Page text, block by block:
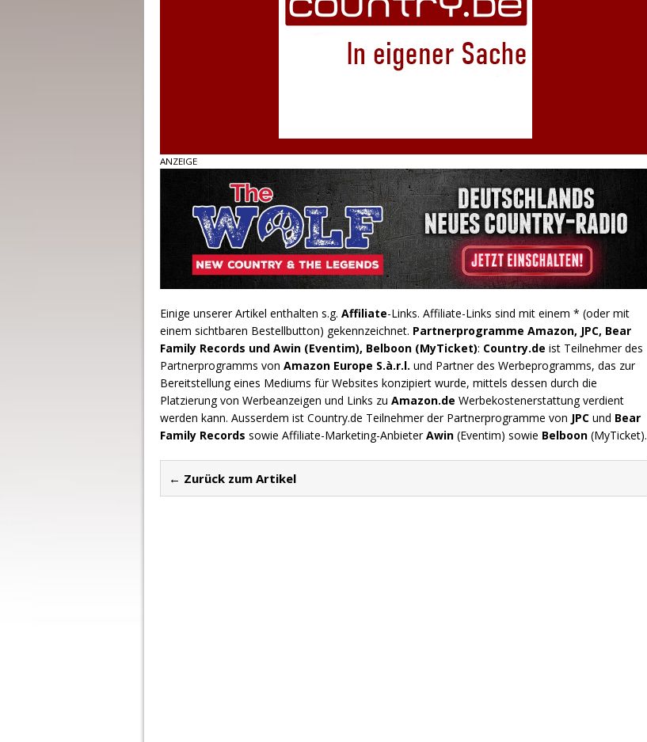
ANZEIGE
Einige unserer Artikel enthalten s.g. Affiliate-Links. Affiliate-Links sind mit einem * (oder mit
einem sichtbaren Bestellbutton) gekennzeichnet. Partnerprogramme Amazon, JPC, Bear
Family Records und Awin (Eventim), Belboon (MyTicket): Country.de ist Teilnehmer des
Partnerprogramms von Amazon Europe S.à.r.l. und Partner des Werbeprogramms, das zur
Bereitstellung eines Mediums für Websites konzipiert wurde, mittels dessen durch die
Platzierung von Werbeanzeigen und Links zu Amazon.de Werbekostenerstattung verdient
werden kann. Ausserdem ist Country.de Teilnehmer der Partnerprogramme von JPC und Bear
Family Records sowie Affiliate-Marketing-AnbieterAwin (Eventim) sowie Belboon (MyTicket).
← Zurück zum Artikel